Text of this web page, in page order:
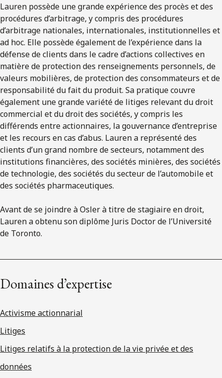
Lauren possède une grande expérience des procès et des
procédures d’arbitrage, y compris des procédures
d’arbitrage nationales, internationales, institutionnelles et
ad hoc. Elle possède également de l’expérience dans la
défense de clients dans le cadre d’actions collectives en
matière de protection des renseignements personnels, de
valeurs mobilières, de protection des consommateurs et de
responsabilité du fait du produit. Sa pratique couvre
également une grande variété de litiges relevant du droit
commercial et du droit des sociétés, y compris les
différends entre actionnaires, la gouvernance d’entreprise
et les recours en cas d’abus. Lauren a représenté des
clients d’un grand nombre de secteurs, notamment des
institutions financières, des sociétés minières, des sociétés
de technologie, des sociétés du secteur de l’automobile et
des sociétés pharmaceutiques.
Avant de se joindre à Osler à titre de stagiaire en droit,
Lauren a obtenu son diplôme Juris Doctor de l’Université
de Toronto.
Domaines d’expertise
Activisme actionnarial
Litiges
Litiges relatifs à la protection de la vie privée et des
données